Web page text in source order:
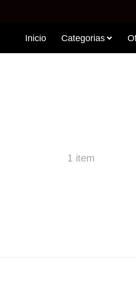
Inicio Categorias
1 item